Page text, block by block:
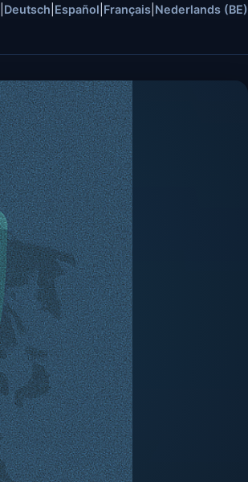
Deutsch Español Français Nederlands (BE)